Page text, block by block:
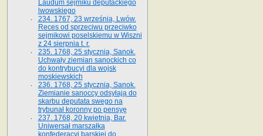
Laudum sejmiku deputackiego
lwowskiego
234. 1767, 23 września, Lwów.
Reces od sprzeciwu przeciwko
sejmikowi poselskiemu w Wiszni
z 24 sierpnia t. r.
235. 1768, 25 stycznia, Sanok.
Uchwały ziemian sanockich co
do kontrybucyi dla wojsk
moskiewskich
236. 1768, 25 stycznia, Sanok.
Ziemianie sanoccy odsyłają do
skarbu deputata swego na
trybunał koronny po pensyę
237. 1768, 20 kwietnia, Bar.
Uniwersał marszałka
konfederacyi barskiej do